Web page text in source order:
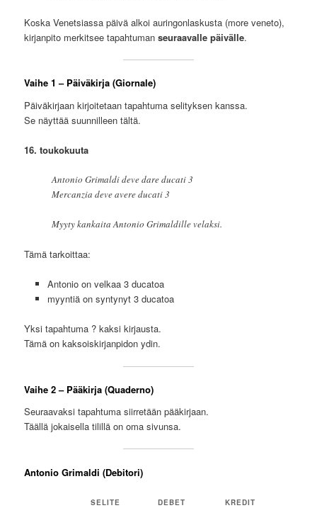
Koska Venetsiassa päivä alkoi auringonlaskusta (more veneto),
kirjanpito merkitsee tapahtumanseuraavalle päivälle.
Vaihe 1 – Päiväkirja (Giornale)
Päiväkirjaan kirjoitetaan tapahtuma selityksen kanssa.
Se näyttää suunnilleen tältä.
16. toukokuuta
Antonio Grimaldi deve dare ducati 3
Mercanzia deve avere ducati 3
Myyty kankaita Antonio Grimaldille velaksi.
Tämä tarkoittaa:
Antonio on velkaa 3 ducatoa
myyntiä on syntynyt 3 ducatoa
Yksi tapahtuma ? kaksi kirjausta.
Tämä on kaksoiskirjanpidon ydin.
Vaihe 2 – Pääkirja (Quaderno)
Seuraavaksi tapahtuma siirretään pääkirjaan.
Täällä jokaisella tilillä on oma sivunsa.
Antonio Grimaldi (Debitori)
SELITE DEBET KREDIT